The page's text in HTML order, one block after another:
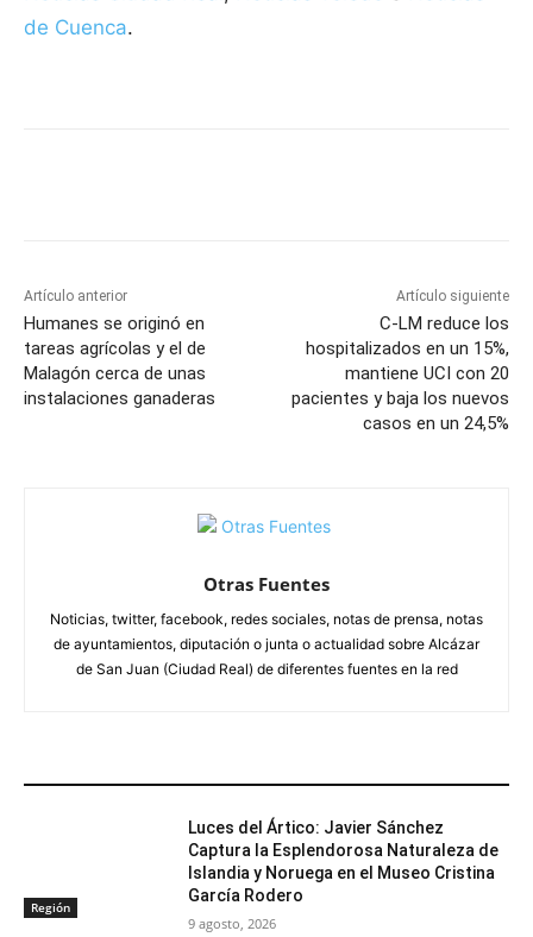
de Cuenca.
Artículo anterior
Humanes se originó en
tareas agrícolas y el de
Malagón cerca de unas
instalaciones ganaderas
Artículo siguiente
C-LM reduce los
hospitalizados en un 15%,
mantiene UCI con 20
pacientes y baja los nuevos
casos en un 24,5%
Otras Fuentes
Noticias, twitter, facebook, redes sociales, notas de prensa, notas
de ayuntamientos, diputación o junta o actualidad sobre Alcázar
de San Juan (Ciudad Real) de diferentes fuentes en la red
Región
Luces del Ártico: Javier Sánchez
Captura la Esplendorosa Naturaleza de
Islandia y Noruega en el Museo Cristina
García Rodero
9 agosto, 2026